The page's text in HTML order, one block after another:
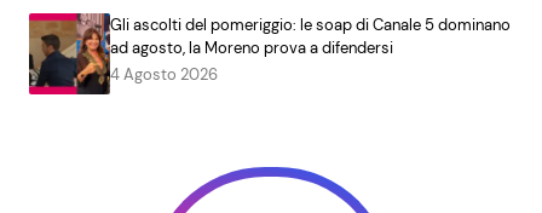
Gli ascolti del pomeriggio: le soap di Canale 5 dominano
ad agosto, la Moreno prova a difendersi
4 Agosto 2026